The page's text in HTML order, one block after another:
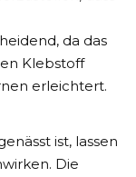
da das
Klebstoff
erleichtert.
ist, lassen
Die